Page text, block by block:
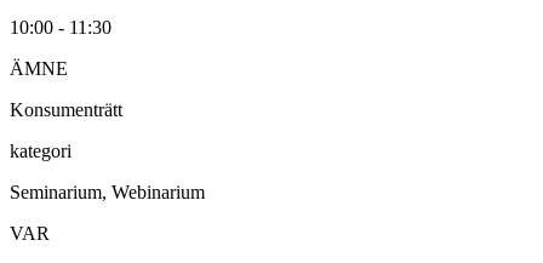
10:00 - 11:30
ÄMNE
Konsumenträtt
kategori
Seminarium, Webinarium
VAR